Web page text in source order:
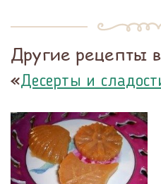
Другие рецепты
«Десерты и